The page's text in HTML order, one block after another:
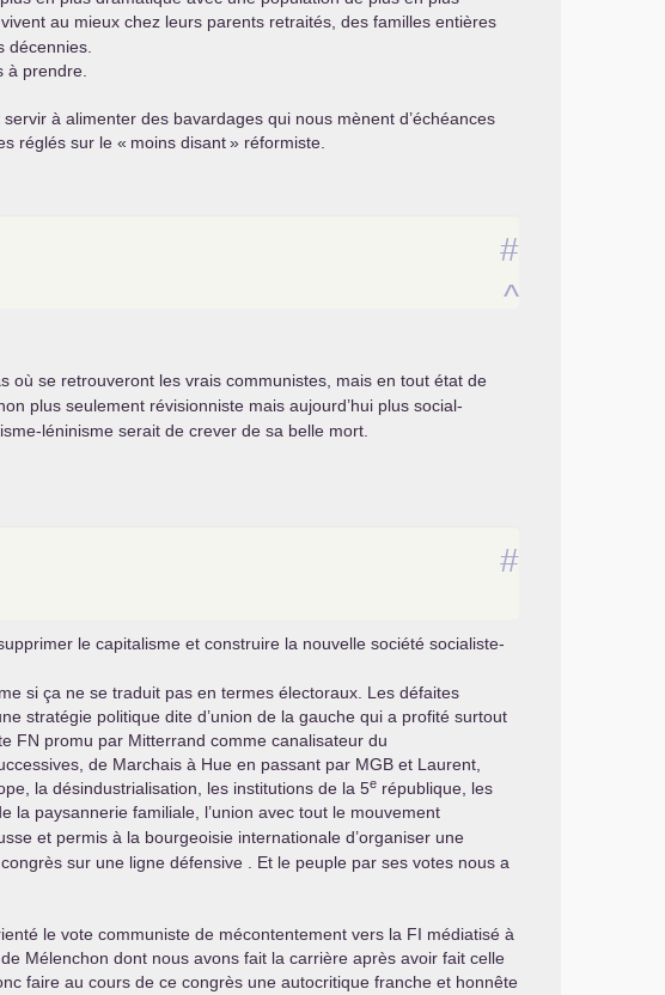
vivent au mieux chez leurs parents retraités, des familles entières
décennies.
à prendre.
à alimenter des bavardages qui nous mènent d’échéances
réglés sur le « moins disant» réformiste.
#
^
où se retrouveront les vrais communistes, mais en tout état de
plus seulement révisionniste mais aujourd’hui plus social-
léninisme serait de crever de sa belle mort.
#
le capitalisme et construire la nouvelle société socialiste-
si ça ne se traduit pas en termes électoraux. Les défaites
stratégie politique dite d’union de la gauche qui a profité surtout
FN promu par Mitterrand comme canalisateur du
de Marchais à Hue en passant par MGB et Laurent,
la désindustrialisation, les institutions de la 5e république, les
la paysannerie familiale, l’union avec tout le mouvement
et permis à la bourgeoisie internationale d’organiser une
sur une ligne défensive . Et le peuple par ses votes nous a
le vote communiste de mécontentement vers la FI médiatisé à
Mélenchon dont nous avons fait la carrière après avoir fait celle
faire au cours de ce congrès une autocritique franche et honnête